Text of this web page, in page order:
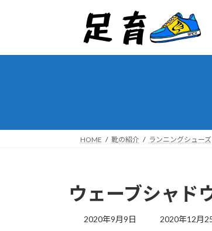
プ
動
HOME 靴の紹介 ランニングシューズ
ウェーブシャド
2020年9月9日
最
2020年12月